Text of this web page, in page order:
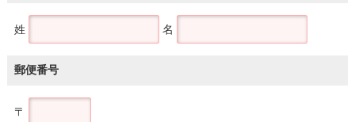
姓 名
郵便番号
〒